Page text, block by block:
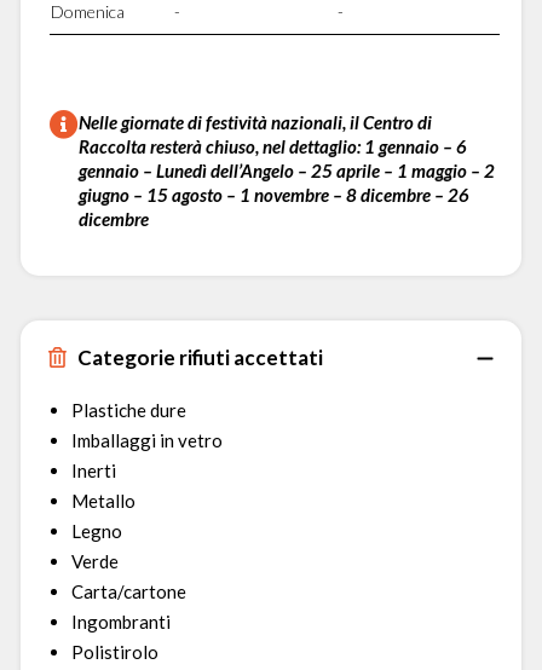
Domenica - -
Nelle giornate di festività nazionali, il Centro di
Raccolta resterà chiuso, nel dettaglio: 1 gennaio – 6
gennaio – Lunedì dell’Angelo – 25 aprile – 1 maggio – 2
giugno – 15 agosto – 1 novembre – 8 dicembre – 26
dicembre
Categorie rifiuti accettati
Plastiche dure
Imballaggi in vetro
Inerti
Metallo
Legno
Verde
Carta/cartone
Ingombranti
Polistirolo